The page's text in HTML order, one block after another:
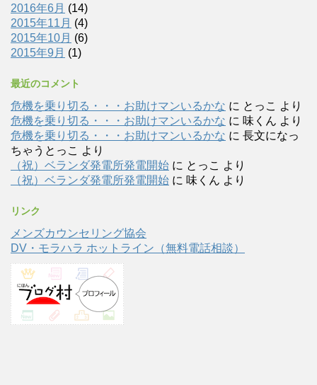
2016年6月 (14)
2015年11月 (4)
2015年10月 (6)
2015年9月 (1)
最近のコメント
危機を乗り切る・・・お助けマンいるかな に とっこ より
危機を乗り切る・・・お助けマンいるかな に 味くん より
危機を乗り切る・・・お助けマンいるかな に 長文になっ
ちゃうとっこ より
（祝）ベランダ発電所発電開始 に とっこ より
（祝）ベランダ発電所発電開始 に 味くん より
リンク
メンズカウンセリング協会
DV・モラハラ ホットライン（無料電話相談）